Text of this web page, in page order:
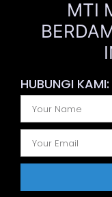
MTI
HUBUNGI KAMI: